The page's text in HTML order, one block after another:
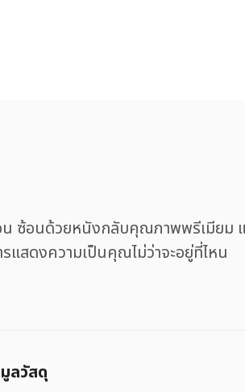
น ซ้อนด้วยหนังกลับคุณภาพพรีเมีย
แสดงความเป็นคุณไม่ว่าจะอยู่ที่ไหน
ลวัสดุ